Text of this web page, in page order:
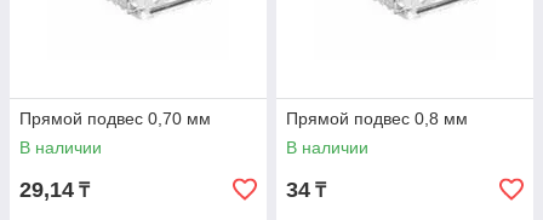
Прямой подвес 0,70 мм
В наличии
29,14 ₸
Прямой подвес 0,8 мм
В наличии
34 ₸